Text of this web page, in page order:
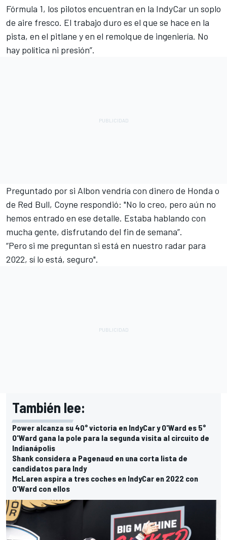
Fórmula 1, los pilotos encuentran en la IndyCar un soplo
de aire fresco. El trabajo duro es el que se hace en la
pista, en el pitlane y en el remolque de ingeniería. No
hay política ni presión”.
Preguntado por si Albon vendría con dinero de Honda o
de Red Bull, Coyne respondió: "No lo creo, pero aún no
hemos entrado en ese detalle. Estaba hablando con
mucha gente, disfrutando del fin de semana”.
“Pero si me preguntan si está en nuestro radar para
2022, sí lo está, seguro".
También lee:
Power alcanza su 40° victoria en IndyCar y O'Ward es 5°
O'Ward gana la pole para la segunda visita al circuito de
Indianápolis
Shank considera a Pagenaud en una corta lista de
candidatos para Indy
McLaren aspira a tres coches en IndyCar en 2022 con
O'Ward con ellos